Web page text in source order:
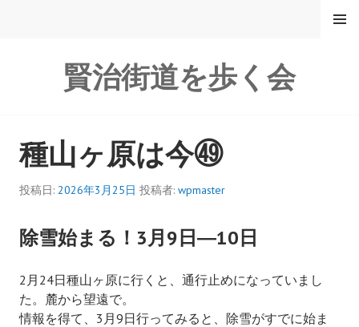
賢治街道を歩く会
ー
種山ヶ原は今㊾
投稿日: 2026年3月25日 投稿者: wpmaster
除雪始まる！3月9日―10日
2月24日種山ヶ原に行くと、通行止めになっていまし
た。麓から望遠で。
情報を得て、3月9日行ってみると、除雪がすでに始ま